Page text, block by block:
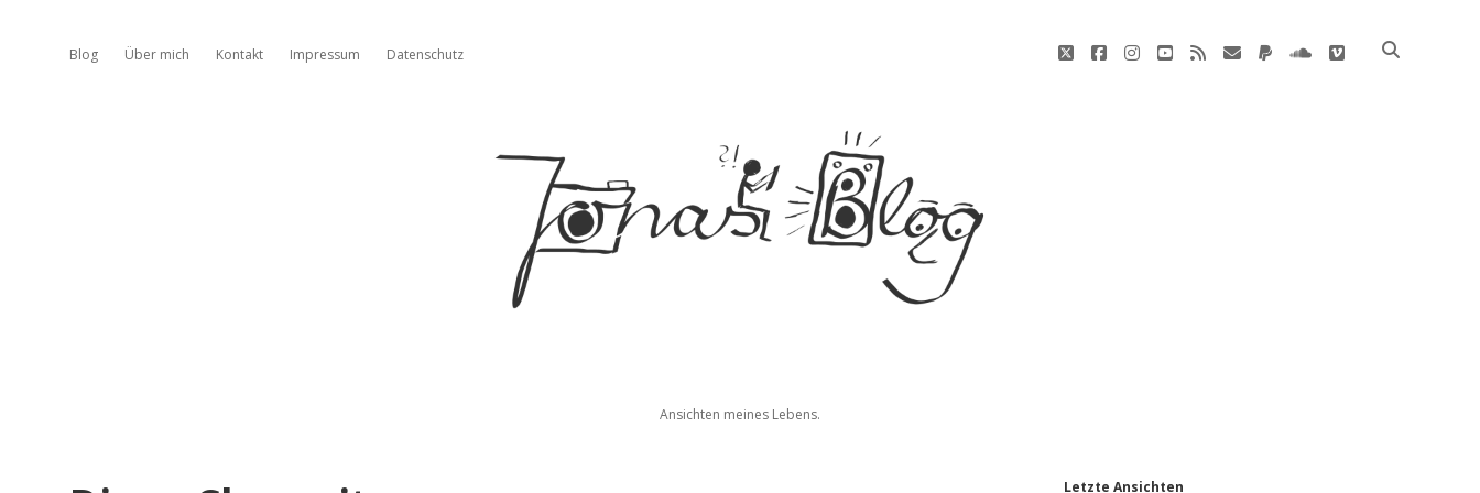
Blog Über mich Kontakt Impressum Datenschutz twitterfacebookinstagram
youtube
rss E-
paypalsoundcloud
vimeo
Jonas'
Ansichten meines Lebens.
Letzte Ansichten